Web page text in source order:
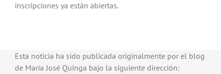
inscripciones ya están abiertas.
Esta noticia ha sido publicada originalmente por el blog
de María José Quinga bajo la siguiente dirección: